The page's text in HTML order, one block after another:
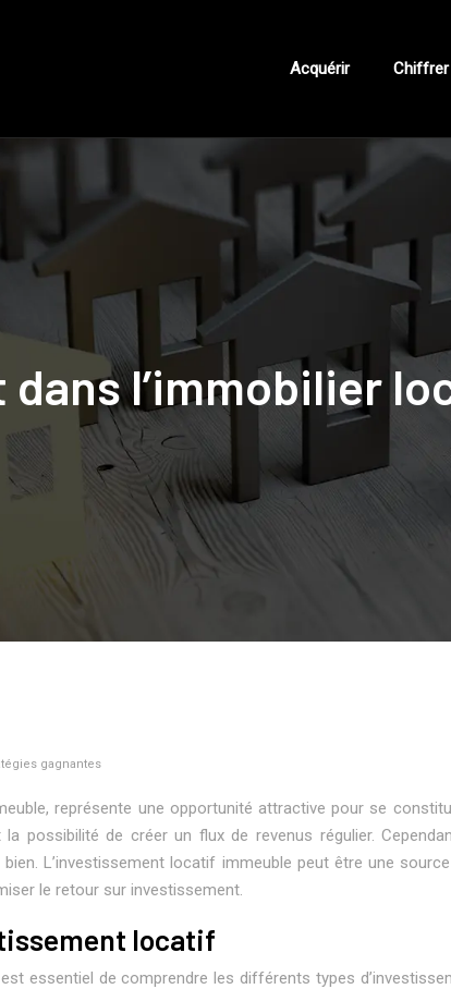
Acquérir
l’immobilier
gagnantes
représente une opportunité attractive pour se
possibilité de créer un flux de revenus régulier.
L’investissement locatif immeuble peut être une
le retour sur investissement.
locatif
essentiel de comprendre les différents types